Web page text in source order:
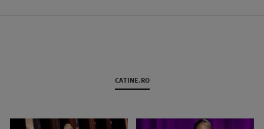
CATINE.RO